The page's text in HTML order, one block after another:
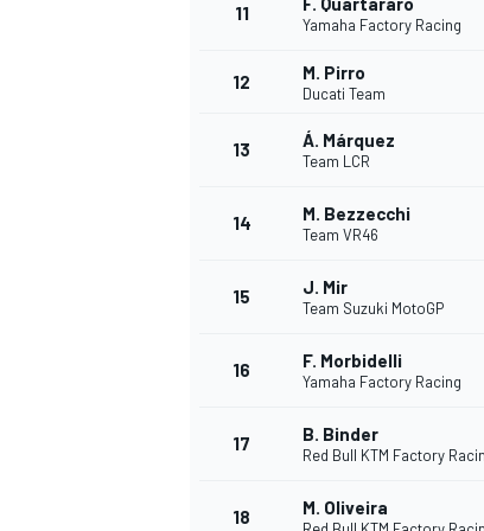
11
Yamaha Factory Racing
12 M. Pirro
Ducati Team
13 Á. Márquez
Team LCR
14 M. Bezzecchi
Team VR46
15 J. Mir
Team Suzuki MotoGP
16 F. Morbidelli
Yamaha Factory Racing
17 B. Binder
Red Bull KTM Factory
18 M. Oliveira